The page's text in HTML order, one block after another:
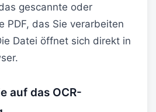
gescannte oder
PDF, das Sie verarbeiten
Datei öffnet sich direkt in
auf das OCR-